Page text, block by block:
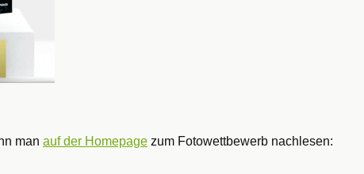
man auf der Homepage zum Fotowettbewerb nachlesen: